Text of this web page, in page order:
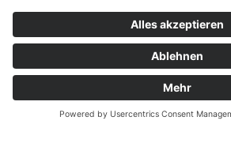
Widerrufsrecht bei
Kontakt
Ergänzende Allgemeine
easyCredit-
Garantiefall